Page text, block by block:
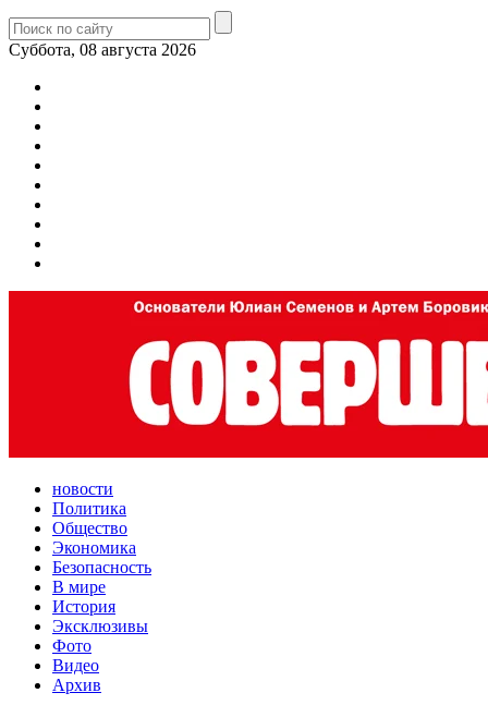
Суббота, 08 августа 2026
новости
Политика
Общество
Экономика
Безопасность
В мире
История
Эксклюзивы
Фото
Видео
Архив